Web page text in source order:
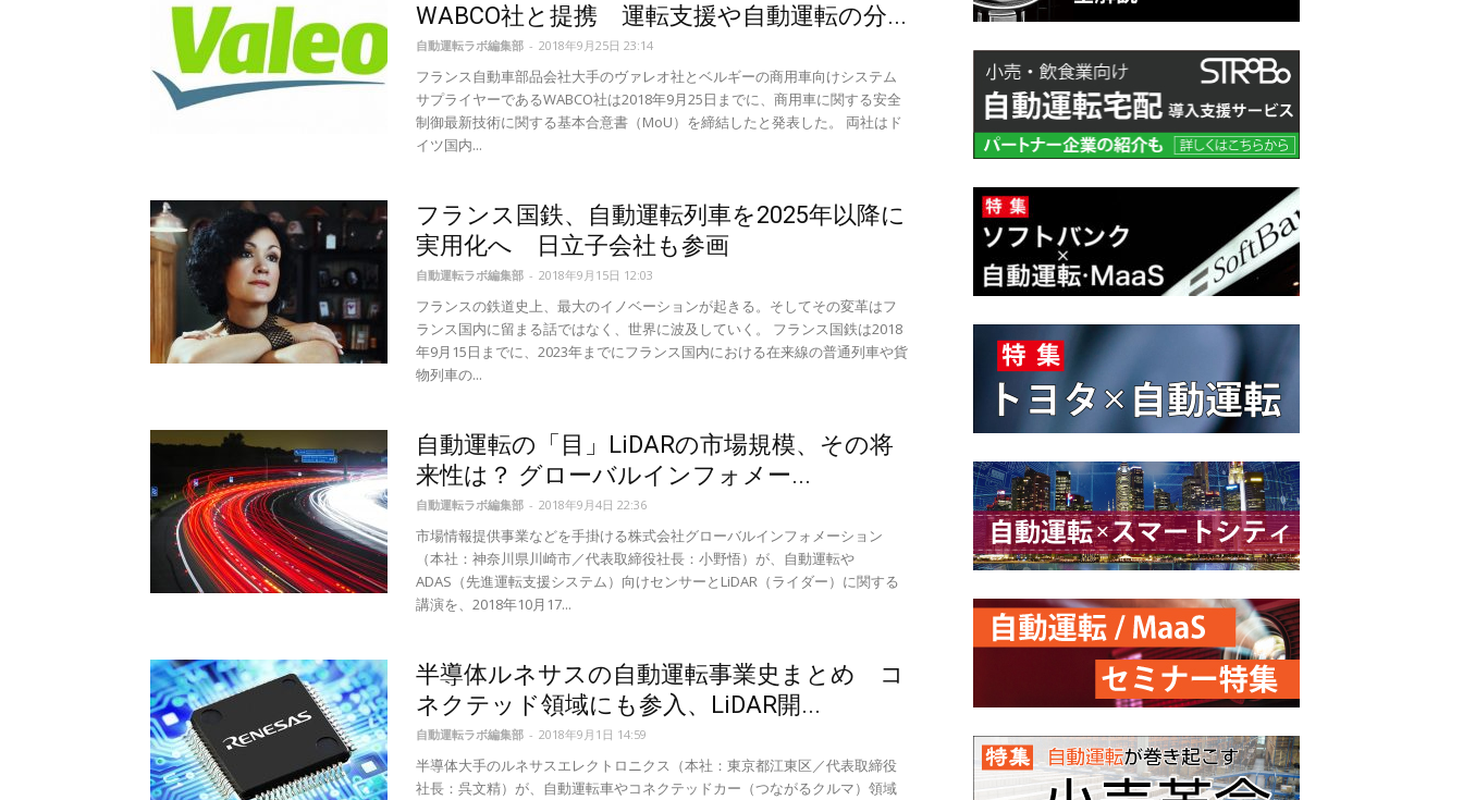
ボ
WABCO社と提携 運転支援や自動運転の分...
自動運転ラボ編集部 - 2018年9月25日 23:14
フランス自動車部品会社大手のヴァレオ社とベルギーの商用車向けシステム
サプライヤーであるWABCO社は2018年9月25日までに、商用車に関する安全
制御最新技術に関する基本合意書（MoU）を締結したと発表した。 両社はド
イツ国内...
フランス国鉄、自動運転列車を2025年以降に
実用化へ 日立子会社も参画
自動運転ラボ編集部 - 2018年9月15日 12:03
フランスの鉄道史上、最大のイノベーションが起きる。そしてその変革はフ
ランス国内に留まる話ではなく、世界に波及していく。 フランス国鉄は2018
年9月15日までに、2023年までにフランス国内における在来線の普通列車や貨
物列車の...
自動運転の「目」LiDARの市場規模、その将
来性は？ グローバルインフォメー...
自動運転ラボ編集部 - 2018年9月4日 22:36
市場情報提供事業などを手掛ける株式会社グローバルインフォメーション
（本社：神奈川県川崎市／代表取締役社長：小野悟）が、自動運転や
ADAS（先進運転支援システム）向けセンサーとLiDAR（ライダー）に関する
講演を、2018年10月17...
半導体ルネサスの自動運転事業史まとめ コ
ネクテッド領域にも参入、LiDAR開...
自動運転ラボ編集部 - 2018年9月1日 14:59
半導体大手のルネサスエレクトロニクス（本社：東京都江東区／代表取締役
社長：呉文精）が、自動運転車やコネクテッドカー（つながるクルマ）領域